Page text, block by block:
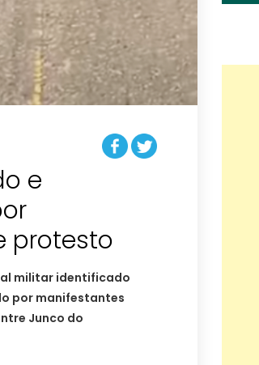
e
protesto
militar identificado
por manifestantes
Junco do